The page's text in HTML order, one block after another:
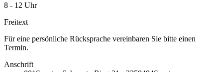
8 - 12 Uhr
Freitext
Für eine persönliche Rücksprache vereinbaren Sie bitte einen
Termin.
Anschrift